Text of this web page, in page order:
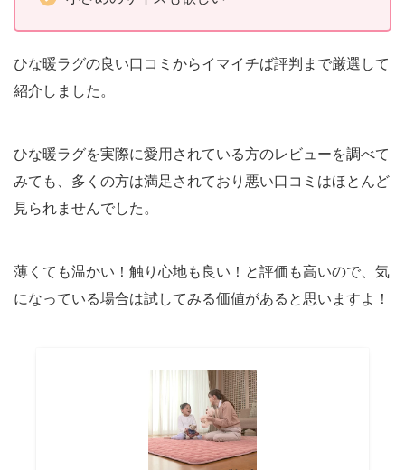
ひな暖ラグの良い口コミからイマイチば評判まで厳選して
紹介しました。
ひな暖ラグを実際に愛用されている方のレビューを調べて
みても、多くの方は満足されており悪い口コミはほとんど
見られませんでした。
薄くても温かい！触り心地も良い！と評価も高いので、気
になっている場合は試してみる価値があると思いますよ！